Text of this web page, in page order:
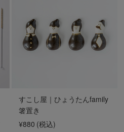
すこし屋｜ひょうたんfamily
箸置き
¥880 (税込)